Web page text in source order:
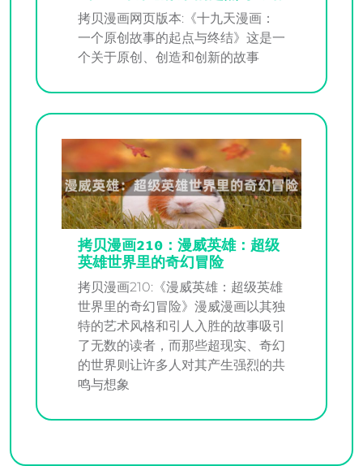
拷贝漫画网页版本:《十九天漫画：
一个原创故事的起点与终结》这是一
个关于原创、创造和创新的故事
拷贝漫画210：漫威英雄：超级
英雄世界里的奇幻冒险
拷贝漫画210:《漫威英雄：超级英雄
世界里的奇幻冒险》漫威漫画以其独
特的艺术风格和引人入胜的故事吸引
了无数的读者，而那些超现实、奇幻
的世界则让许多人对其产生强烈的共
鸣与想象